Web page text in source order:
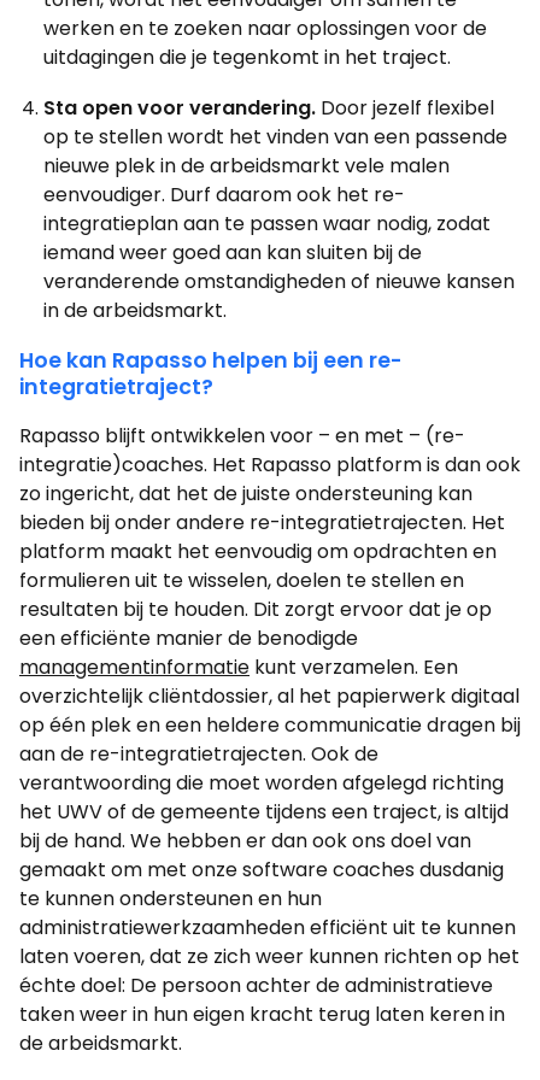
werken en te zoeken naar oplossingen voor de
uitdagingen die je tegenkomt in het traject.
Sta open voor verandering. Door jezelf flexibel
op te stellen wordt het vinden van een passende
nieuwe plek in de arbeidsmarkt vele malen
eenvoudiger. Durf daarom ook het re-
integratieplan aan te passen waar nodig, zodat
iemand weer goed aan kan sluiten bij de
veranderende omstandigheden of nieuwe kansen
in de arbeidsmarkt.
Hoe kan Rapasso helpen bij een re-
integratietraject?
Rapasso blijft ontwikkelen voor – en met – (re-
integratie)coaches. Het Rapasso platform is dan ook
zo ingericht, dat het de juiste ondersteuning kan
bieden bij onder andere re-integratietrajecten. Het
platform maakt het eenvoudig om opdrachten en
formulieren uit te wisselen, doelen te stellen en
resultaten bij te houden. Dit zorgt ervoor dat je op
een efficiënte manier de benodigde
managementinformatie kunt verzamelen. Een
overzichtelijk cliëntdossier, al het papierwerk digitaal
op één plek en een heldere communicatie dragen bij
aan de re-integratietrajecten. Ook de
verantwoording die moet worden afgelegd richting
het UWV of de gemeente tijdens een traject, is altijd
bij de hand. We hebben er dan ook ons doel van
gemaakt om met onze software coaches dusdanig
te kunnen ondersteunen en hun
administratiewerkzaamheden efficiënt uit te kunnen
laten voeren, dat ze zich weer kunnen richten op het
échte doel: De persoon achter de administratieve
taken weer in hun eigen kracht terug laten keren in
de arbeidsmarkt.